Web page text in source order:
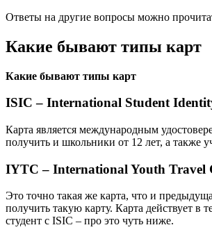
Ответы на другие вопросы можно
Какие бывают типы карт
Какие бывают типы карт
ISIC – International Student
Карта является международным
получить и школьники от 12 лет, а
IYTC – International Youth Travel
Это точно такая же карта, что и
получить такую карту. Карта действует в
студент с ISIC – про это чуть ниже.